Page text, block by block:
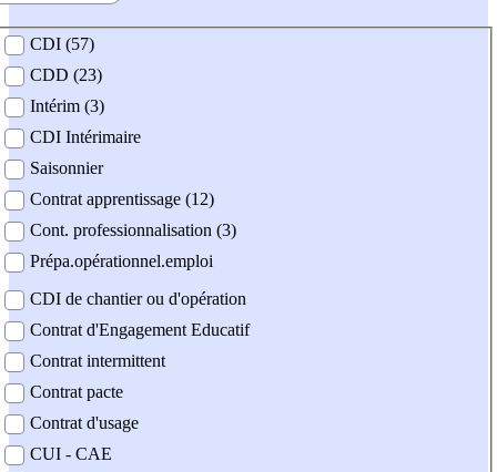
contrat
CDI (57)
CDD (23)
Intérim (3)
CDI Intérimaire
Saisonnier
Contrat apprentissage (12)
Cont. professionnalisation (3)
Prépa.opérationnel.emploi
CDI de chantier ou d'opération
Contrat d'Engagement Educatif
Contrat intermittent
Contrat pacte
Contrat d'usage
CUI - CAE